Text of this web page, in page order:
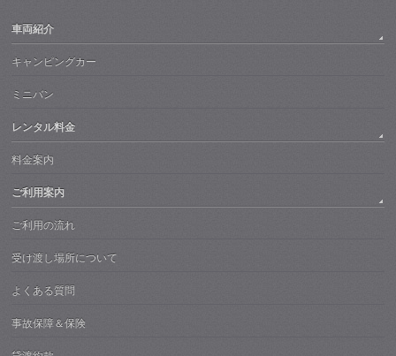
車両紹介
キャンピングカー
ミニバン
レンタル料金
料金案内
ご利用案内
ご利用の流れ
受け渡し場所について
よくある質問
事故保障＆保険